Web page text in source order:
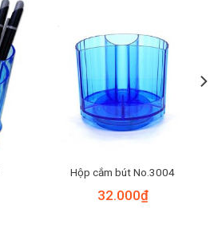
Hộp cắm bút No.3004
32.000₫